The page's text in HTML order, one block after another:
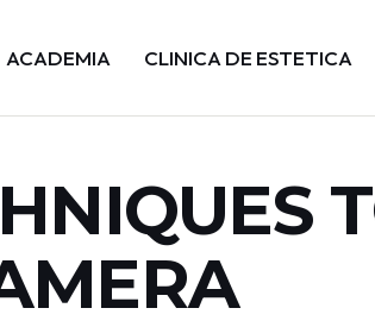
ACADEMIA CLINICA DE ESTETICA